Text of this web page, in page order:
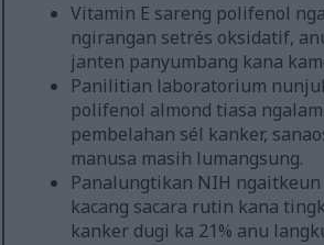
Vitamin E sareng polifenol
ngirangan setrés oksidatif,
janten panyumbang kana
Panilitian laboratorium
polifenol almond tiasa
pembelahan sél kanker,
manusa masih lumangsung.
Panalungtikan NIH ngaitkeun
kacang sacara rutin kana
kanker dugi ka 21% anu